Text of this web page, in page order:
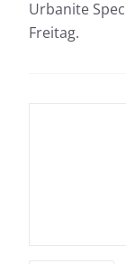
Urbanite
Freitag.